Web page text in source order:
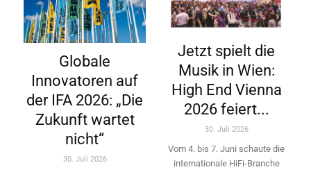
Globale
Innovatoren auf
der IFA 2026: „Die
Zukunft wartet
nicht“
30. Juli 2026
Jetzt spielt die
Musik in Wien:
High End Vienna
2026 feiert...
30. Juli 2026
Vom 4. bis 7. Juni schaute die
internationale HiFi-Branche